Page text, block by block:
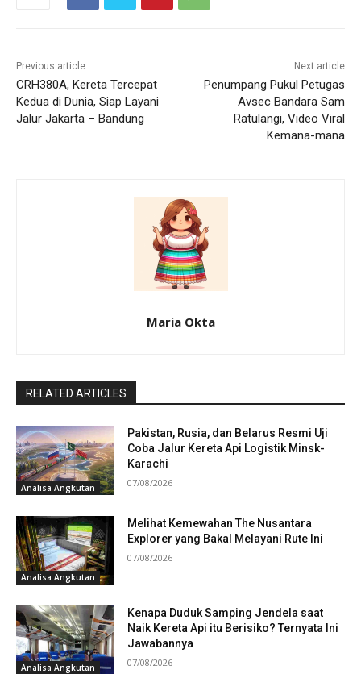
Previous article
CRH380A, Kereta Tercepat
Kedua di Dunia, Siap Layani
Jalur Jakarta – Bandung
Next article
Penumpang Pukul Petugas
Avsec Bandara Sam
Ratulangi, Video Viral
Kemana-mana
Maria Okta
RELATED ARTICLES
Analisa Angkutan
Pakistan, Rusia, dan Belarus Resmi Uji
Coba Jalur Kereta Api Logistik Minsk-
Karachi
07/08/2026
Analisa Angkutan
Melihat Kemewahan The Nusantara
Explorer yang Bakal Melayani Rute Ini
07/08/2026
Analisa Angkutan
Kenapa Duduk Samping Jendela saat
Naik Kereta Api itu Berisiko? Ternyata Ini
Jawabannya
07/08/2026